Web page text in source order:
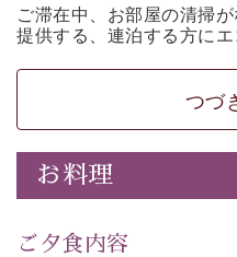
ご滞在中、お部屋の清掃
提供する、連泊する方に
社参拝バス（要事前予約
＜プラン注意事項＞ ※必
①客室内の清掃及びベッ
部屋はお出かけ時の状態
②タオル交換はご対応い
-----------【安心への取り組
つづ
お料理
ご夕食内容